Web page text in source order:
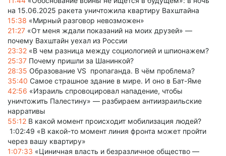
на 15.06.2025 ракета уничтожила квартиру Вахштайна
15:38 «Мирный разговор невозможен»
21:27 «От меня ждали показаний на моих друзей» —
почему Вахштайн уехал из России
23:32 «В чем разница между социологией и шпионажем?
25:37 Почему пришли за Шанинкой?
28:35 Образование VS пропагандa. В чём проблема?
35:40 Самое страшное здание в мире. И оно в Бат-Яме
42:56 «Израиль спровоцировал нападение, чтобы
уничтожить Палестину» — разбираем антиизраильские
нарративы
55:12 В какой момент происходит мобилизация людей?
1:02:49 «В какой-то момент линия фронта может пройти
через вашу квартиру»
1:07:33 «Циничная власть и безразличное общество —